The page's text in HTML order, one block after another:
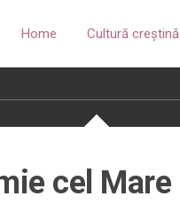
Home Cultură creștină
cel Mare